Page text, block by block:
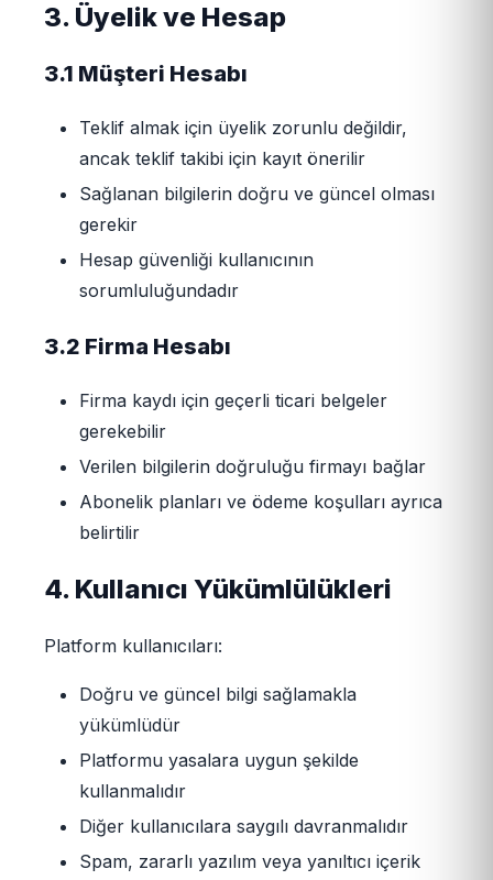
3. Üyelik ve Hesap
3.1 Müşteri Hesabı
Teklif almak için üyelik zorunlu değildir,
ancak teklif takibi için kayıt önerilir
Sağlanan bilgilerin doğru ve güncel olması
gerekir
Hesap güvenliği kullanıcının
sorumluluğundadır
3.2 Firma Hesabı
Firma kaydı için geçerli ticari belgeler
gerekebilir
Verilen bilgilerin doğruluğu firmayı bağlar
Abonelik planları ve ödeme koşulları ayrıca
belirtilir
4. Kullanıcı Yükümlülükleri
Platform kullanıcıları:
Doğru ve güncel bilgi sağlamakla
yükümlüdür
Platformu yasalara uygun şekilde
kullanmalıdır
Diğer kullanıcılara saygılı davranmalıdır
Spam, zararlı yazılım veya yanıltıcı içerik